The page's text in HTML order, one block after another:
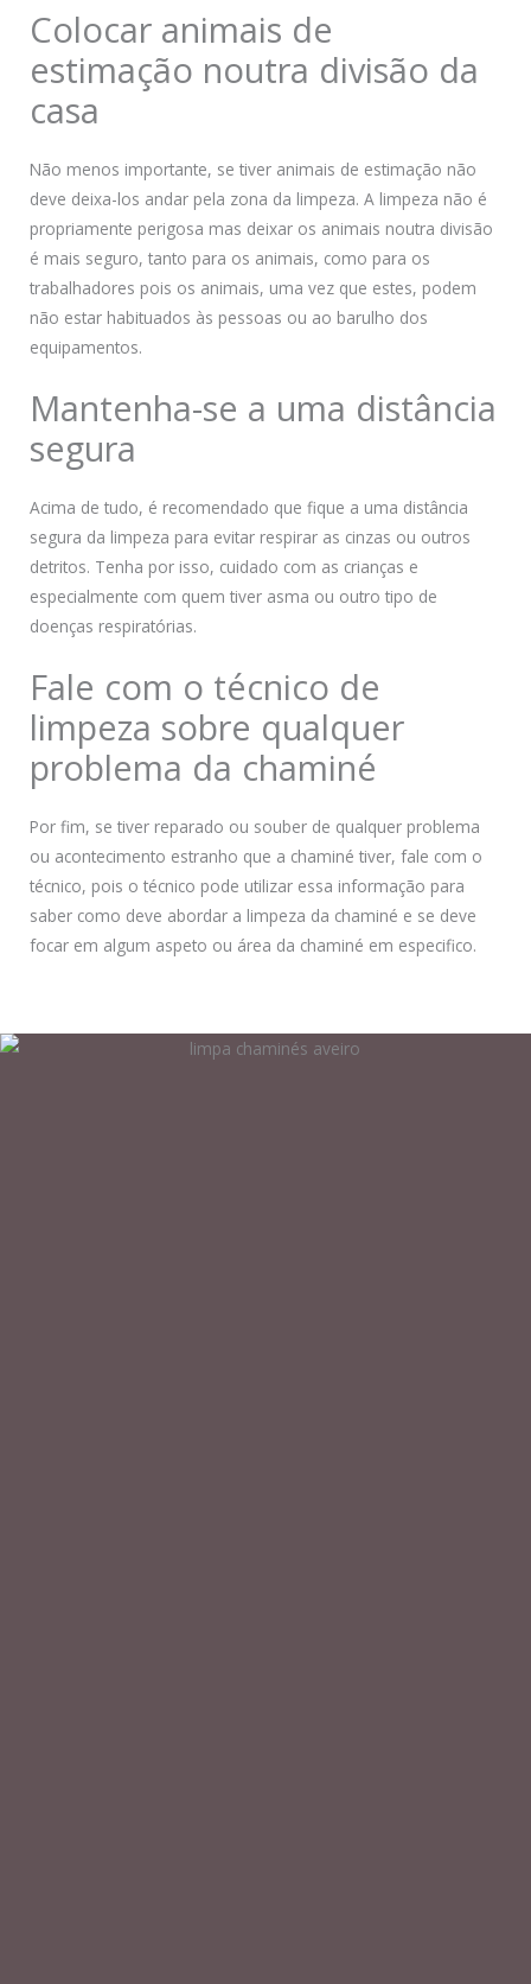
Colocar animais de
estimação noutra divisão da
casa
Não menos importante, se tiver animais de estimação não
deve deixa-los andar pela zona da limpeza. A limpeza não é
propriamente perigosa mas deixar os animais noutra divisão
é mais seguro, tanto para os animais, como para os
trabalhadores pois os animais, uma vez que estes, podem
não estar habituados às pessoas ou ao barulho dos
equipamentos.
Mantenha-se a uma distância
segura
Acima de tudo, é recomendado que fique a uma distância
segura da limpeza para evitar respirar as cinzas ou outros
detritos. Tenha por isso, cuidado com as crianças e
especialmente com quem tiver asma ou outro tipo de
doenças respiratórias.
Fale com o técnico de
limpeza sobre qualquer
problema da chaminé
Por fim, se tiver reparado ou souber de qualquer problema
ou acontecimento estranho que a chaminé tiver, fale com o
técnico, pois o técnico pode utilizar essa informação para
saber como deve abordar a limpeza da chaminé e se deve
focar em algum aspeto ou área da chaminé em especifico.